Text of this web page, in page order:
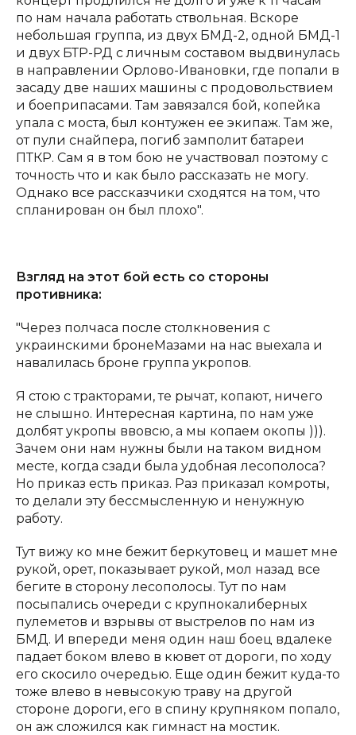
по нам начала работать ствольная. Вскоре
небольшая группа, из двух БМД-2, одной БМД-1
и двух БТР-РД с личным составом выдвинулась
в направлении Орлово-Ивановки, где попали в
засаду две наших машины с продовольствием
и боеприпасами. Там завязался бой, копейка
упала с моста, был контужен ее экипаж. Там же,
от пули снайпера, погиб замполит батареи
ПТКР. Сам я в том бою не участвовал поэтому с
точность что и как было рассказать не могу.
Однако все рассказчики сходятся на том, что
спланирован он был плохо".
Взгляд на этот бой есть со стороны
противника:
"Через полчаса после столкновения с
украинскими бронеМазами на нас выехала и
навалилась броне группа укропов.
Я стою с тракторами, те рычат, копают, ничего
не слышно. Интересная картина, по нам уже
долбят укропы ввовсю, а мы копаем окопы ))).
Зачем они нам нужны были на таком видном
месте, когда сзади была удобная лесополоса?
Но приказ есть приказ. Раз приказал комроты,
то делали эту бессмысленную и ненужную
работу.
Тут вижу ко мне бежит беркутовец и машет мне
рукой, орет, показывает рукой, мол назад все
бегите в сторону лесополосы. Тут по нам
посыпались очереди с крупнокалиберных
пулеметов и взрывы от выстрелов по нам из
БМД. И впереди меня один наш боец вдалеке
падает боком влево в кювет от дороги, по ходу
его скосило очередью. Еще один бежит куда-то
тоже влево в невысокую траву на другой
стороне дороги, его в спину крупняком попало,
он аж сложился как гимнаст на мостик.